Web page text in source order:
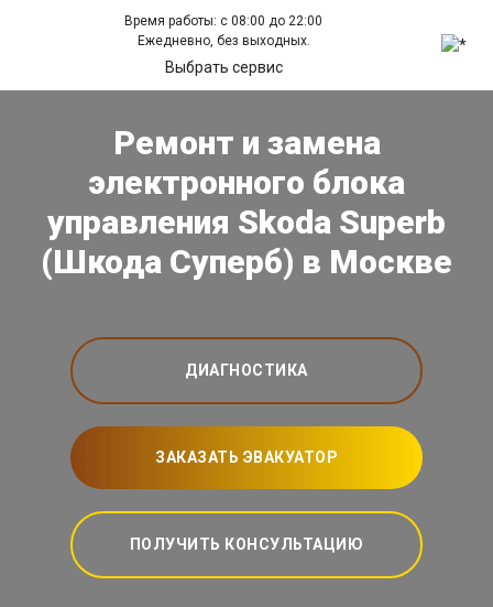
Время работы: с 08:00 до 22:00
Ежедневно, без выходных.
Выбрать сервис
Ремонт и замена
электронного блока
управления Skoda Superb
(Шкода Суперб) в Москве
ДИАГНОСТИКА
ЗАКАЗАТЬ ЭВАКУАТОР
ПОЛУЧИТЬ КОНСУЛЬТАЦИЮ